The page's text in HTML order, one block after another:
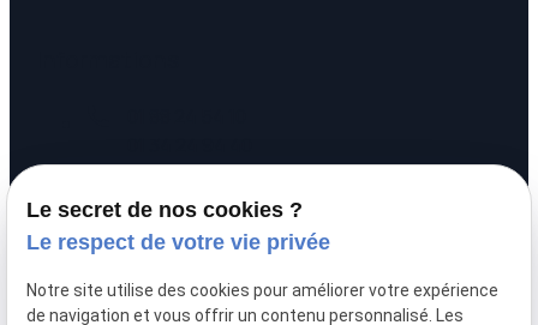
prachay 95300 PONTOISE
09:00 - 12:00 / 14:00 - 17:00
Le secret de nos cookies ?
Le respect de votre vie privée
Notre site utilise des cookies pour améliorer votre expérience
de navigation et vous offrir un contenu personnalisé. Les